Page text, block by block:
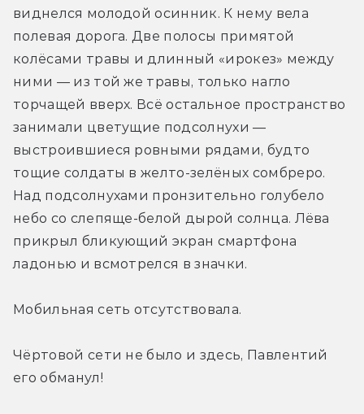
виднелся молодой осинник. К нему вела
полевая дорога. Две полосы примятой
колёсами травы и длинный «ирокез» между
ними — из той же травы, только нагло
торчащей вверх. Всё остальное пространство
занимали цветущие подсолнухи —
выстроившиеся ровными рядами, будто
тощие солдаты в желто-зелёных сомбреро.
Над подсолнухами пронзительно голубело
небо со слепяще-белой дырой солнца. Лёва
прикрыл бликующий экран смартфона
ладонью и всмотрелся в значки.
Мобильная сеть отсутствовала.
Чёртовой сети не было и здесь, Павлентий
его обманул!